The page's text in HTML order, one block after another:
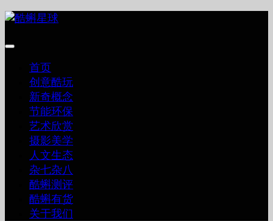
跳
内
首页
创意酷玩
新奇概念
节能环保
艺术欣赏
摄影美学
人文生态
杂七杂八
酷蝌测评
酷蝌有货
关于我们